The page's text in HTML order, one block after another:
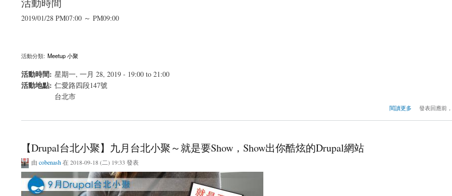
2019/01/28 PM07:00 ～ PM09:00
活動分類: Meetup 小聚
活動時間: 星期一, 一月 28, 2019 - 19:00 to 21:00
活動地點: 仁愛路四段147號
台北市
閱讀更多 發表回應前
【Drupal台北小聚】九月台北小聚～就是要Show，Show出你酷炫的Drupal網站
由 cobenash在 2018-09-18 (二) 19:33 發表